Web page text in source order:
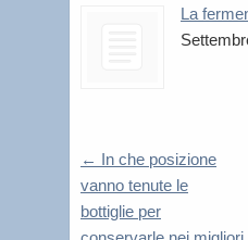
La
← In che posizione
vanno tenute le
bottiglie per